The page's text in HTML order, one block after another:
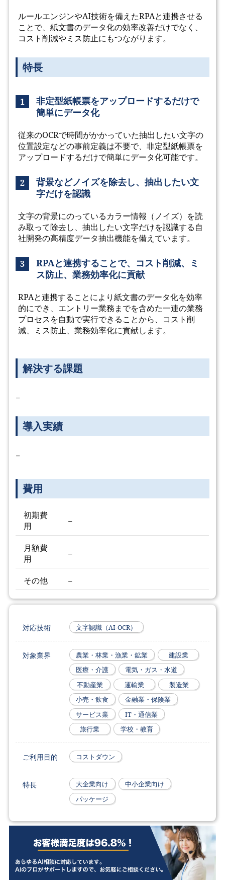
ルールエンジンやAI技術を備えたRPAと連携させる
ことで、紙文書のデータ化の効率改善だけでなく、
コスト削減やミス防止にもつながります。
特長
1
非定型紙帳票をアップロードするだけで
簡単にデータ化
従来のOCRで時間がかかっていた抽出したい文字の
位置設定などの事前定義は不要で、非定型紙帳票を
アップロードするだけで簡単にデータ化可能です。
2
背景などノイズを除去し、抽出したい文
字だけを認識
文字の背景にのっているカラー情報（ノイズ）を読
み取って除去し、抽出したい文字だけを認識する自
社開発の高精度データ抽出機能を備えています。
3
RPAと連携することで、コスト削減、ミ
ス防止、業務効率化に貢献
RPAと連携することにより紙文書のデータ化を効率
的にでき、エントリー業務までを含めた一連の業務
プロセスを自動で実行できることから、コスト削
減、ミス防止、業務効率化に貢献します。
解決する課題
−
導入実績
−
費用
初期費
用
−
月額費
用
−
その他 −
対応技術 文字認識（AI-OCR）
対象業界 農業・林業・漁業・鉱業
建設業
医療・介護
電気・ガス・水道
不動産業
運輸業
製造業
小売・飲食
金融業・保険業
サービス業
IT・通信業
旅行業
学校・教育
ご利用目的 コストダウン
特長 大企業向け
中小企業向け
パッケージ